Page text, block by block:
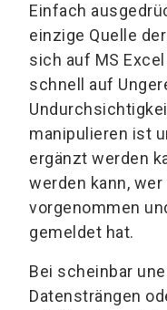
Einfach
einzige Quelle
sich auf MS
schnell auf
manipulieren ist
ergänzt werden
werden kann,
vorgenommen
gemeldet hat.
Bei scheinbar
Datensträngen